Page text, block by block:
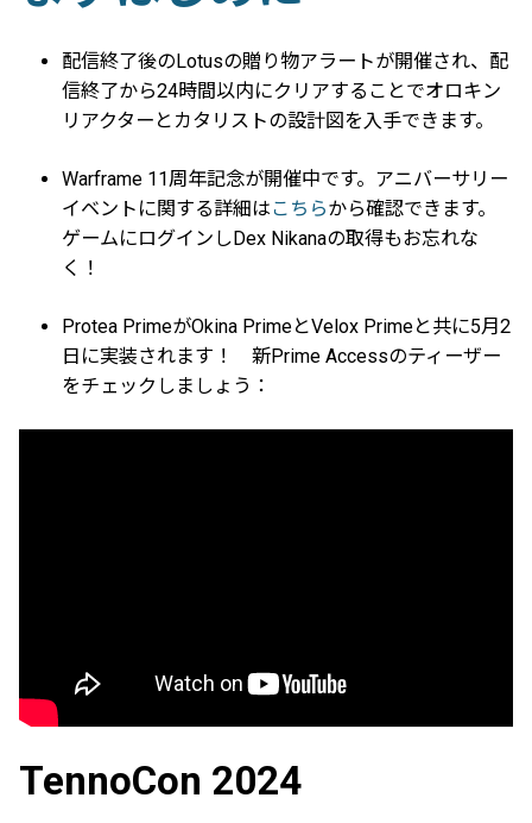
配信終了後のLotusの贈り物アラートが開催され、配
信終了から24時間以内にクリアすることでオロキン
リアクターとカタリストの設計図を入手できます。
Warframe 11周年記念が開催中です。アニバーサリー
イベントに関する詳細は こちらから確認できます。
ゲームにログインしDex Nikanaの取得もお忘れな
く！
Protea PrimeがOkina PrimeとVelox Primeと共に5月2
日に実装されます！ 新Prime Accessのティーザー
をチェックしましょう：
TennoCon 2024